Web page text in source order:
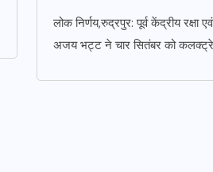
लोक निर्णय,रुद्रपुर: पूर्व केंद्रीय रक्षा
अजय भट्ट ने चार सितंबर को